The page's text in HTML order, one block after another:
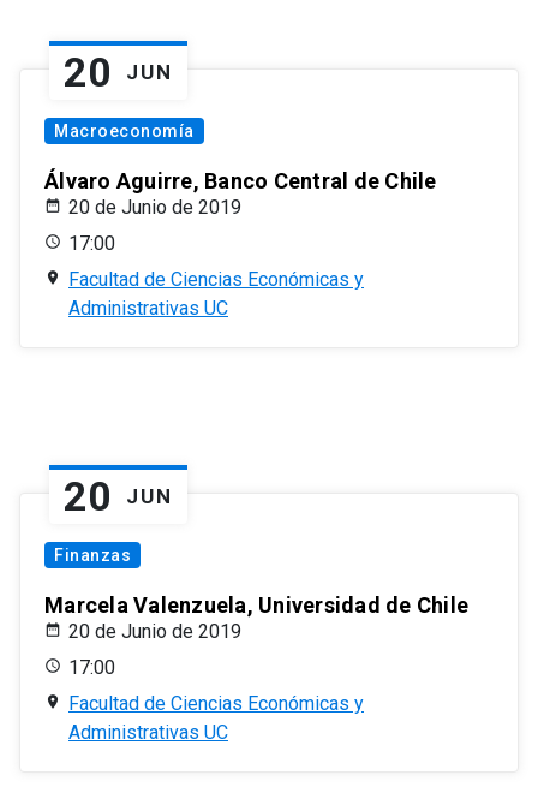
20 JUN
Macroeconomía
Álvaro Aguirre, Banco Central de Chile
20 de Junio de 2019
17:00
Facultad de Ciencias Económicas y
Administrativas UC
20 JUN
Finanzas
Marcela Valenzuela, Universidad de Chile
20 de Junio de 2019
17:00
Facultad de Ciencias Económicas y
Administrativas UC